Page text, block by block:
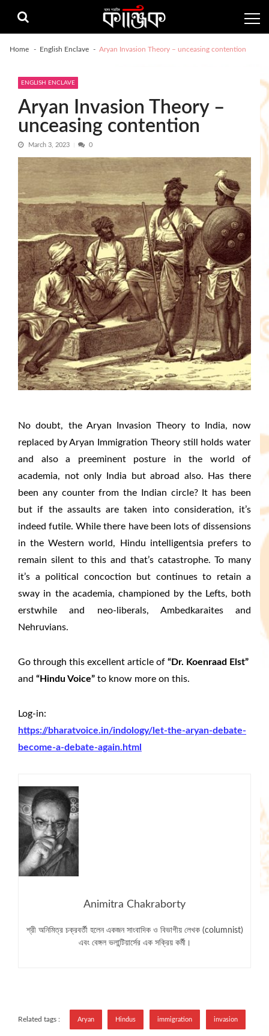
navigation
content
Home English Enclave Aryan Invasion Theory – unceasing contention
ENGLISH ENCLAVE
Aryan Invasion Theory –
unceasing contention
March 3, 2023 0
No doubt, the Aryan Invasion Theory to India, now
replaced by Aryan Immigration Theory still holds water
and also a preeminent posture in the world of
academia, not only India but abroad also. Has there
been any counter from the Indian circle? It has been
but if the assaults are taken into consideration, it’s
indeed futile. While there have been lots of dissensions
in the Western world, Hindu intelligentsia prefers to
remain silent to this and that’s catastrophe. To many
it’s a political concoction but continues to retain a
sway in the academia, championed by the Lefts, both
erstwhile and neo-liberals, Ambedkaraites and
Nehruvians.
Go through this excellent article of “Dr. Koenraad Elst”
and “Hindu Voice” to know more on this.
Log-in:
https://bharatvoice.in/indology/let-the-aryan-debate-
become-a-debate-again.html
Animitra Chakraborty
শ্রী অনিমিত্র চক্রবর্তী হলেন একজন সাংবাদিক ও বিভাগীয় লেখক (columnist)
এবং বেঙ্গল ভলান্টিয়ার্সের এক সক্রিয় কর্মী।
Related tags : Aryan Hindus immigration invasion